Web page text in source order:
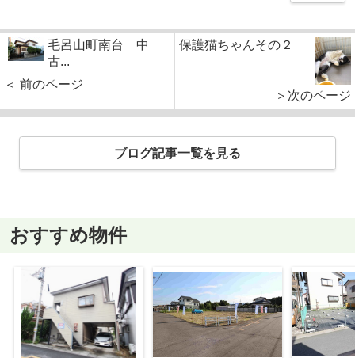
毛呂山町南台 中
古...
＜ 前のページ
保護猫ちゃんその２
＞次のページ
ブログ記事一覧を見る
おすすめ物件